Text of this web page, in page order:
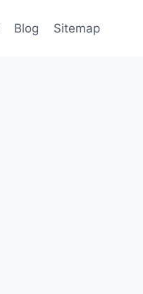
Blog Sitemap